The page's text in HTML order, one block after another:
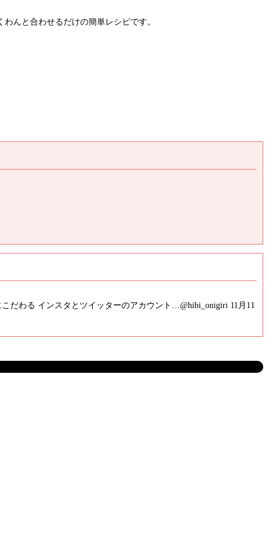
んと合わせるだけの簡単レシピです。
だわる インスタとツイッターのアカウント…@hibi_onigiri 11月11